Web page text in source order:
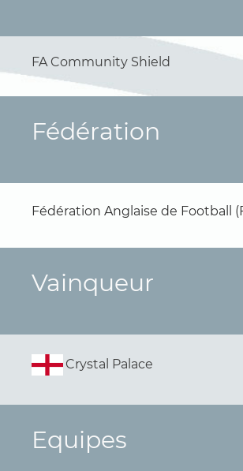
FA Community Shield
Fédération
Fédération Anglaise de Football
Vainqueur
Crystal Palace
Equipes